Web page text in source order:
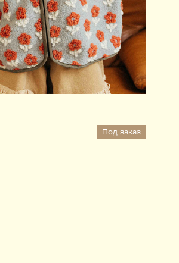
Под заказ